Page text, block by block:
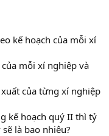
kế hoạch của mỗi xí
mỗi xí nghiệp và
của từng xí nghiệp
kế hoạch quý II thì tỷ
là bao nhiêu?